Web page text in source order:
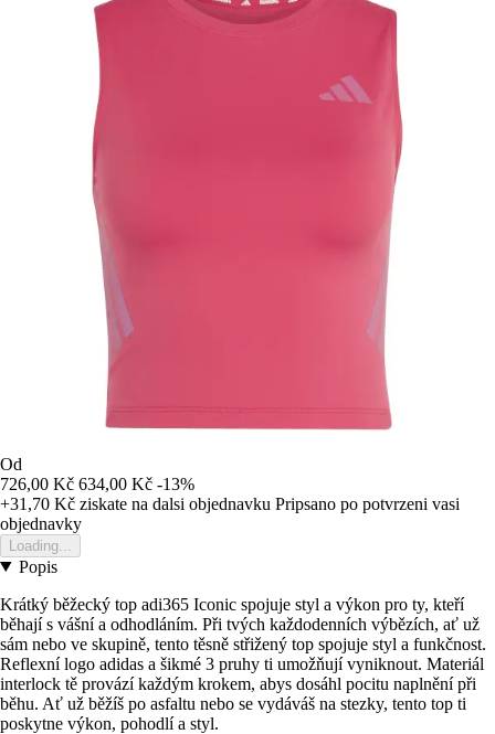
Od
726,00 Kč 634,00 Kč -13%
+31,70 Kč ziskate na dalsi objednavku Pripsano po potvrzeni vasi
objednavky
Loading...
Popis
Krátký běžecký top adi365 Iconic spojuje styl a výkon pro ty, kteří
běhají s vášní a odhodláním. Při tvých každodenních výbězích, ať už
sám nebo ve skupině, tento těsně střižený top spojuje styl a funkčnost.
Reflexní logo adidas a šikmé 3 pruhy ti umožňují vyniknout. Materiál
interlock tě provází každým krokem, abys dosáhl pocitu naplnění při
běhu. Ať už běžíš po asfaltu nebo se vydáváš na stezky, tento top ti
poskytne výkon, pohodlí a styl.